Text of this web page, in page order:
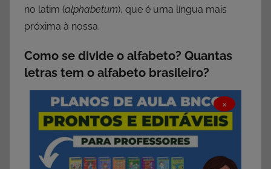
no latim (alphabetum), que é uma língua mais
próxima à nossa.
Como se divide o alfabeto? Quantas
letras tem o alfabeto brasileiro?
×